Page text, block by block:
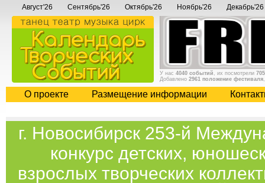
Август'26 Сентябрь'26 Октябрь'26 Ноябрь'26 Декабрь'26
У нас 4040 событий , их посмотрели
Добавлено 2961 положение фестиваля
О проекте Размещение информации
г. Новосибирск 253-й
конкурс детских,
взрослых творческих